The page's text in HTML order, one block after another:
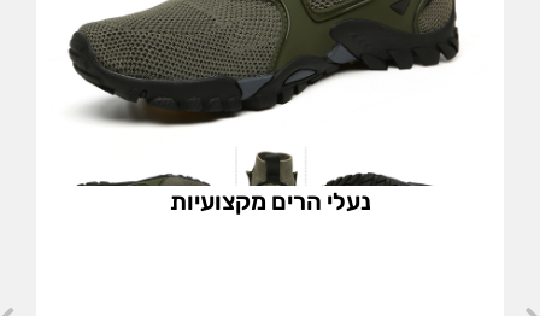
נעלי הרים מקצועיות